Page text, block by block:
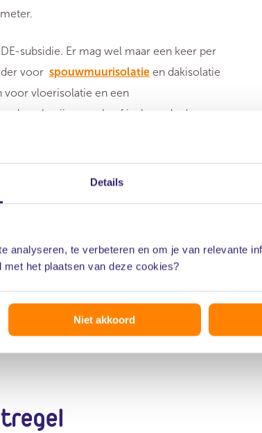
Details
analyseren, te verbeteren en om je van relevante
het plaatsen van deze cookies?
Niet akkoord
subsidie. Er mag wel maar een keer per
voor spouwmuurisolatie en dakisolatie
voor vloerisolatie en een
glas-, kozijnpaneel- of isolerende deuren
de eerste glasisolatiemaatregel is
gezien als één
vloer- en bodemisolatie.